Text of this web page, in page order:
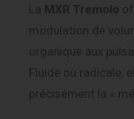
La MXR Tremolo
modulation de
organique aux
Fluide ou radicale,
précisément la «